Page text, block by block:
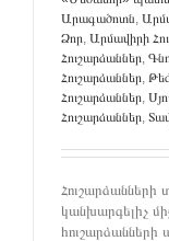
Արագածոտն
Ձոր Արմավիրի
Հուշարձաններ
Հուշարձաններ
Հուշարձաններ
Հուշարձաններ
կանխարգելիչ
հուշարձանների